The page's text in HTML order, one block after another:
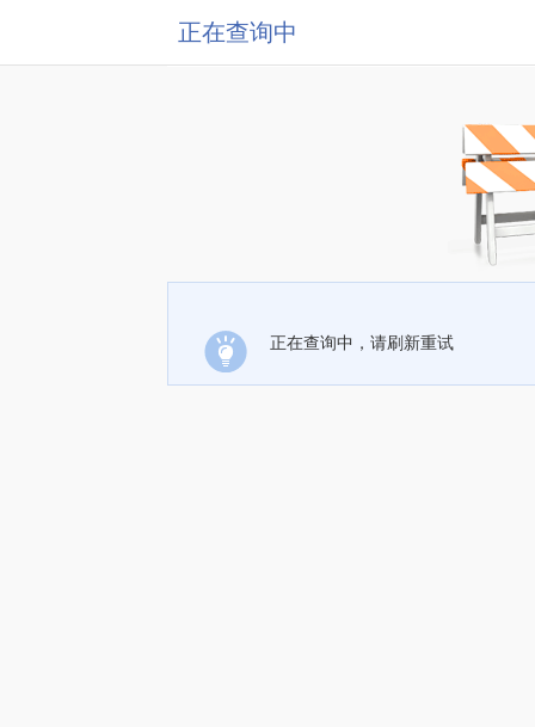
正在查询中
正在查询中，请刷新重试